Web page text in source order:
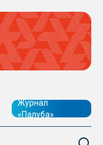
Журнал
«Палуба»